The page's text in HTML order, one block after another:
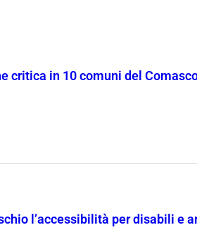
critica in 10 comuni del
l’accessibilità per disabili e